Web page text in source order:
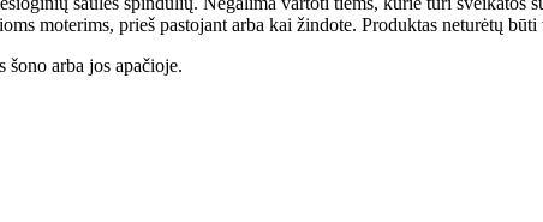
moterims, prieš pastojant arba kai žindote. Produktas neturėtų
arba jos apačioje.